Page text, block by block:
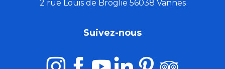
2 rue Louis de Broglie 56038 Vannes
Suivez-nous